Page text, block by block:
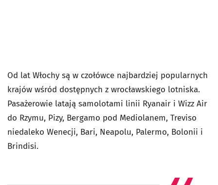
Od lat Włochy są w czołówce najbardziej popularnych
krajów wśród dostępnych z wrocławskiego lotniska.
Pasażerowie latają samolotami linii Ryanair i Wizz Air
do Rzymu, Pizy, Bergamo pod Mediolanem, Treviso
niedaleko Wenecji, Bari, Neapolu, Palermo, Bolonii i
Brindisi.